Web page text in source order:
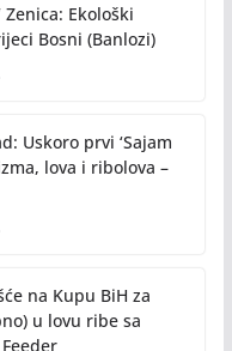
Zenica: Ekološki
Bosni (Banlozi)
Uskoro prvi ‘Sajam
lova i ribolova –
na Kupu BiH za
u lovu ribe sa